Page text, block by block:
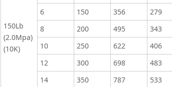
150Lb
(2.0Mpa)
(10K)
6
150 356 279
8
200 495 343
10
250 622 406
12
300 698 483
14
350 787 533